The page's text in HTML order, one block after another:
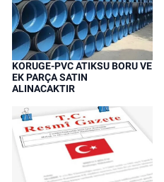
KORUGE-PVC ATIKSU BORU VE
EK PARÇA SATIN
ALINACAKTIR